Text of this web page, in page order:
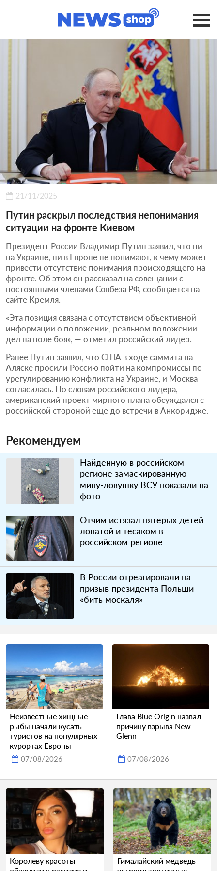
21/11/2025
Путин раскрыл последствия непонимания
ситуации на фронте Киевом
Президент России Владимир Путин заявил, что ни
на Украине, ни в Европе не понимают, к чему может
привести отсутствие понимания происходящего на
фронте. Об этом он рассказал на совещании с
постоянными членами Совбеза РФ, сообщается на
сайте Кремля.
«Эта позиция связана с отсутствием объективной
информации о положении, реальном положении
дел на поле боя», — отметил российский лидер.
Ранее Путин заявил, что США в ходе саммита на
Аляске просили Россию пойти на компромиссы по
урегулированию конфликта на Украине, и Москва
согласилась. По словам российского лидера,
американский проект мирного плана обсуждался с
российской стороной еще до встречи в Анкоридже.
Рекомендуем
Найденную в российском
регионе замаскированную
мину-ловушку ВСУ показали на
фото
Отчим истязал пятерых детей
лопатой и тесаком в
российском регионе
В России отреагировали на
призыв президента Польши
«бить москаля»
Неизвестные хищные
рыбы начали кусать
туристов на популярных
курортах Европы
07/08/2026
Глава Blue Origin назвал
причину взрыва New
Glenn
07/08/2026
Королеву красоты
Гималайский медведь